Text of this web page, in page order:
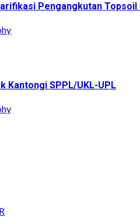
Pengangkutan Topsoil
Kantongi SPPL/UKL-UPL